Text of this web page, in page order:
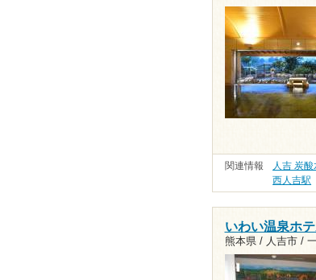
関連情報 人吉 炭
西人吉駅
いわい温泉ホ
熊本県 / 人吉市 /